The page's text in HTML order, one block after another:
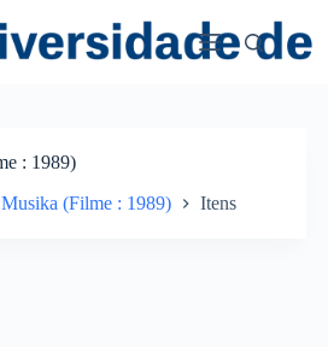
ferramentas
: 1989)
Musika (Filme : 1989) Itens